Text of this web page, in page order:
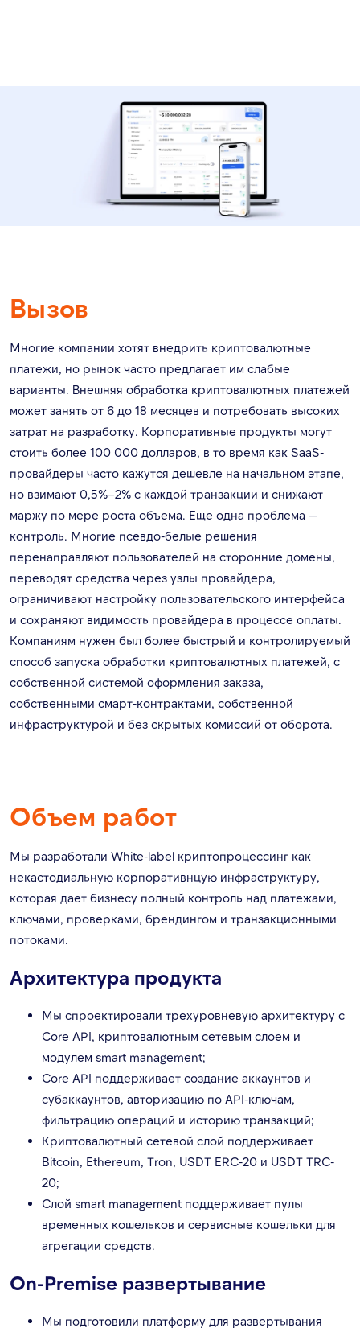
Вызов
Многие компании хотят внедрить криптовалютные
платежи, но рынок часто предлагает им слабые
варианты. Внешняя обработка криптовалютных платежей
может занять от 6 до 18 месяцев и потребовать высоких
затрат на разработку. Корпоративные продукты могут
стоить более 100 000 долларов, в то время как SaaS-
провайдеры часто кажутся дешевле на начальном этапе,
но взимают 0,5%–2% с каждой транзакции и снижают
маржу по мере роста объема. Еще одна проблема —
контроль. Многие псевдо-белые решения
перенаправляют пользователей на сторонние домены,
переводят средства через узлы провайдера,
ограничивают настройку пользовательского интерфейса
и сохраняют видимость провайдера в процессе оплаты.
Компаниям нужен был более быстрый и контролируемый
способ запуска обработки криптовалютных платежей, с
собственной системой оформления заказа,
собственными смарт-контрактами, собственной
инфраструктурой и без скрытых комиссий от оборота.
Объем работ
Мы разработали White-label криптопроцессинг как
некастодиальную корпоративнцую инфраструктуру,
которая дает бизнесу полный контроль над платежами,
ключами, проверками, брендингом и транзакционными
потоками.
Архитектура продукта
Мы спроектировали трехуровневую архитектуру с
Core API, криптовалютным сетевым слоем и
модулем smart management;
Core API поддерживает создание аккаунтов и
субаккаунтов, авторизацию по API-ключам,
фильтрацию операций и историю транзакций;
Криптовалютный сетевой слой поддерживает
Bitcoin, Ethereum, Tron, USDT ERC-20 и USDT TRC-
20;
Слой smart management поддерживает пулы
временных кошельков и сервисные кошельки для
агрегации средств.
On-Premise развертывание
Мы подготовили платформу для развертывания